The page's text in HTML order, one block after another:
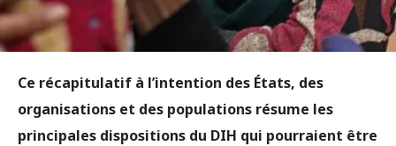
Ce récapitulatif à l’intention des États, des
organisations et des populations résume les
principales dispositions du DIH qui pourraient être